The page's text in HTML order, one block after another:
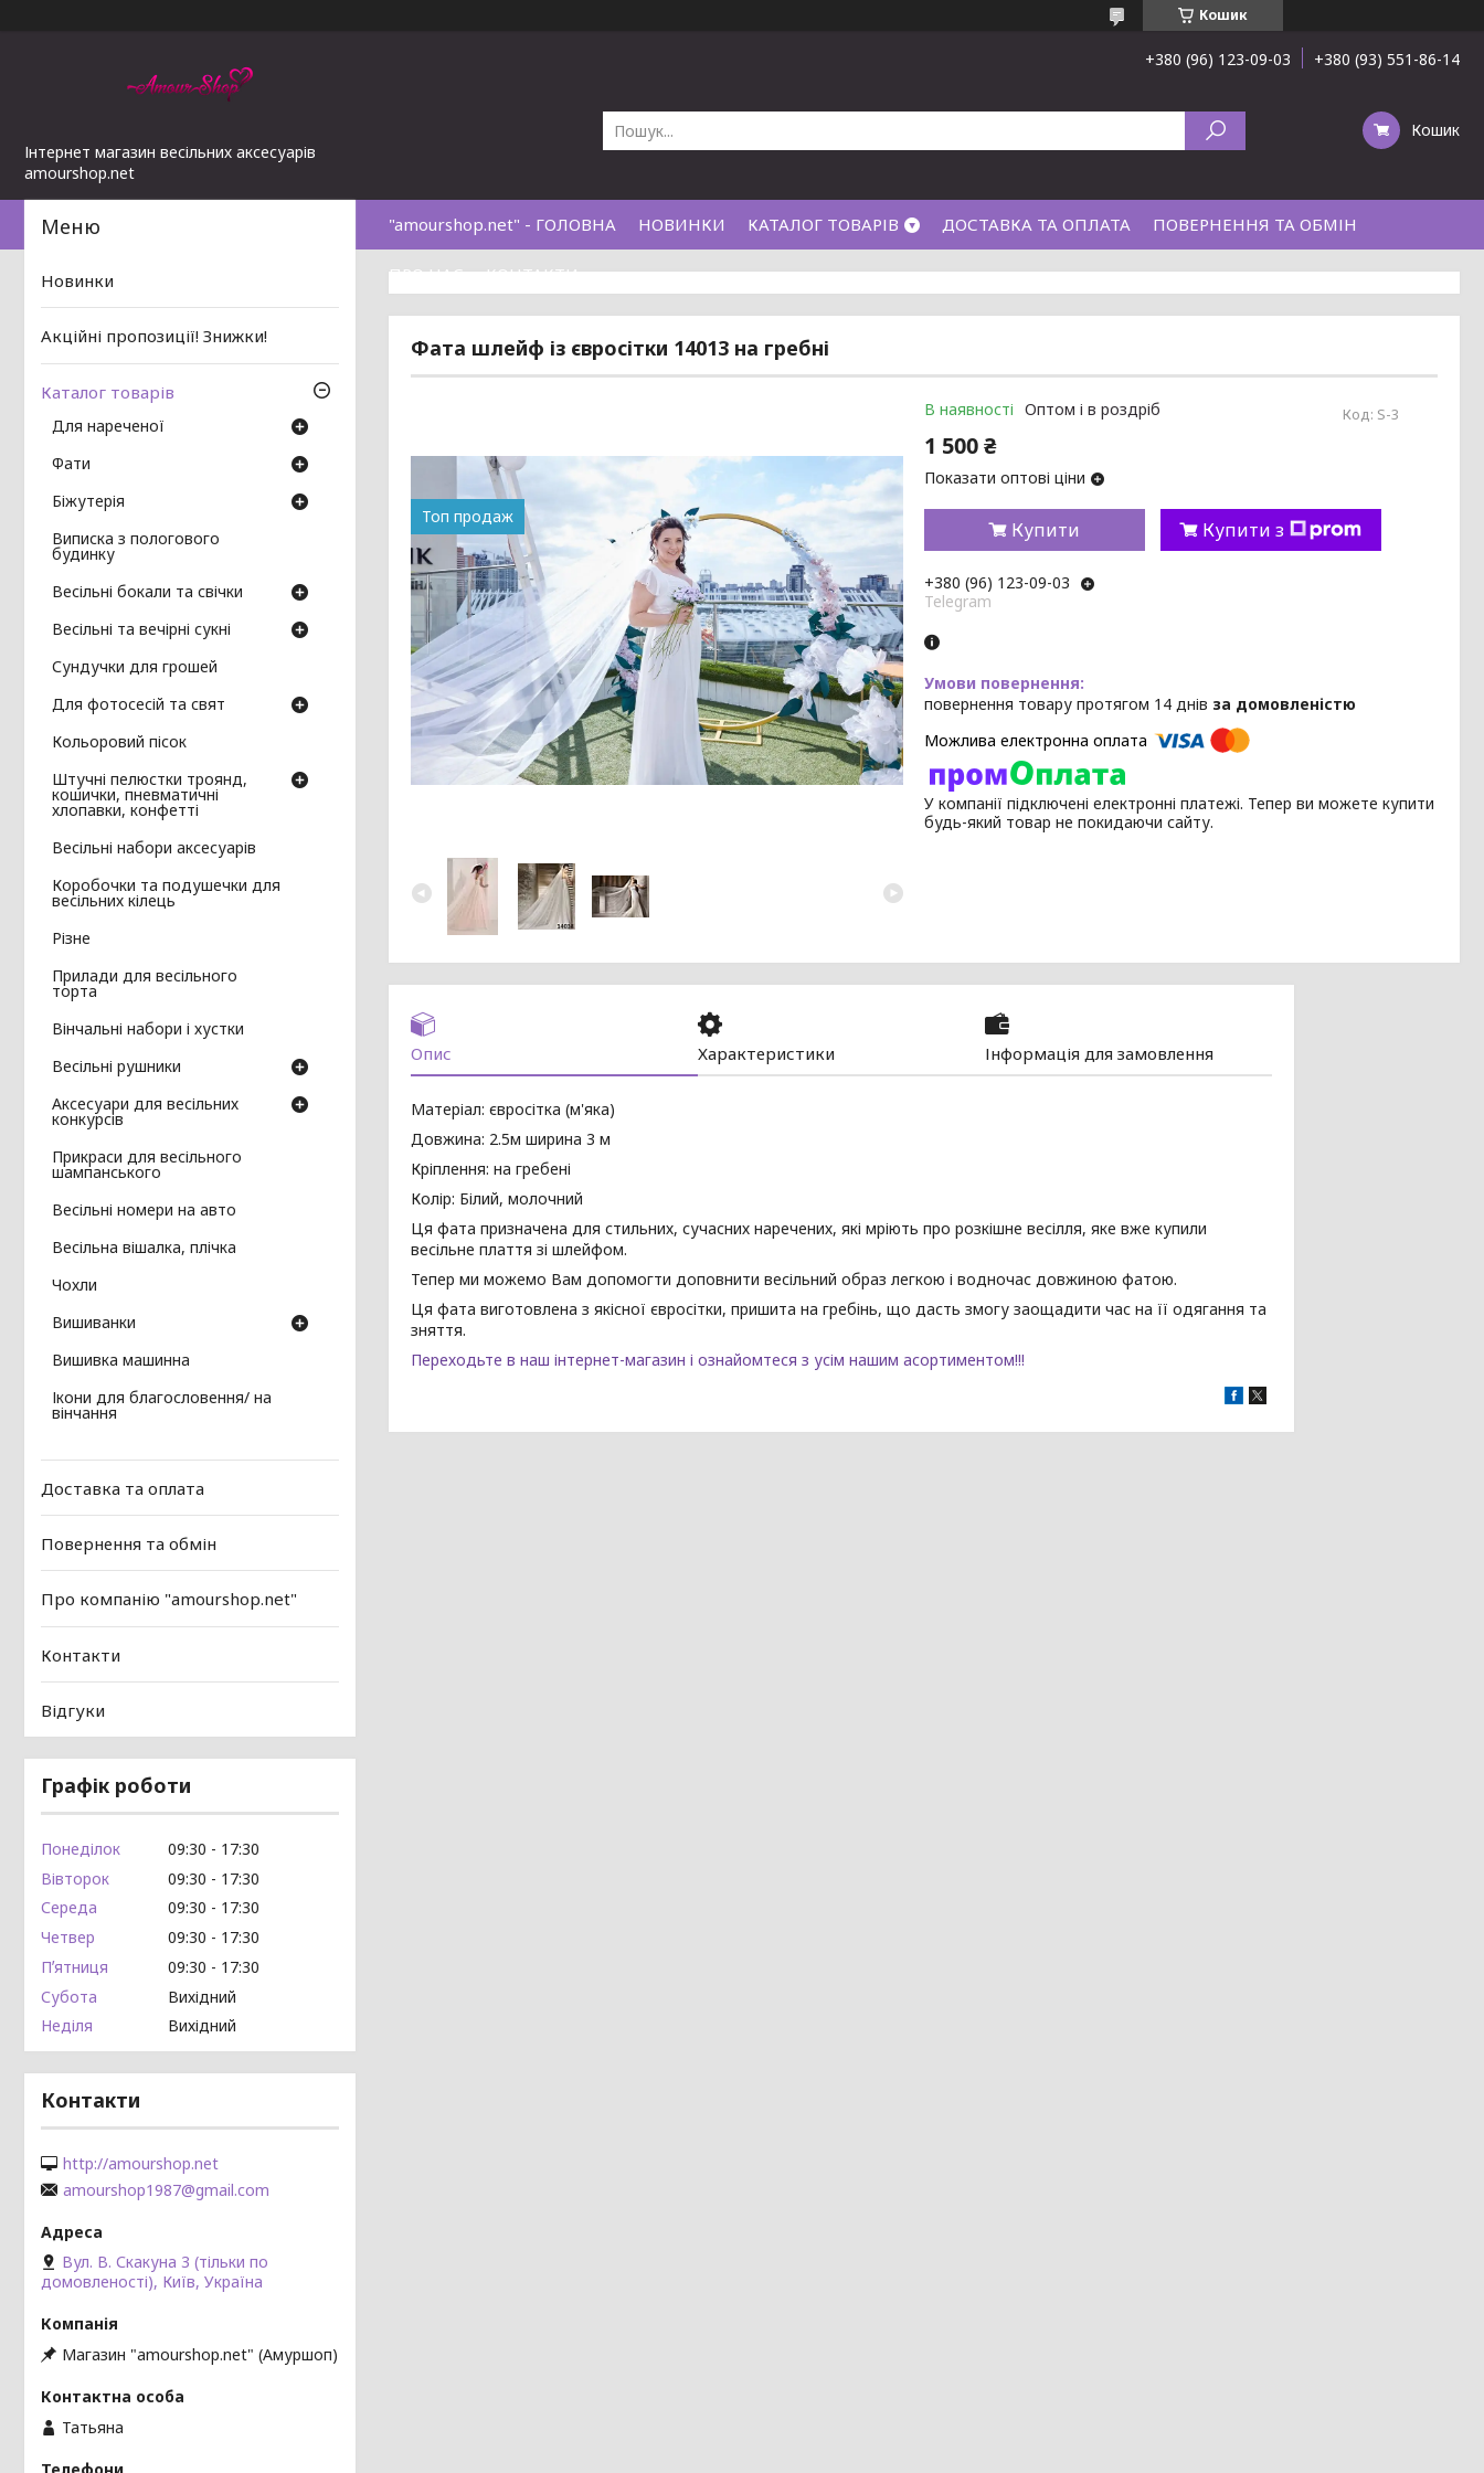
Кошик
Інтернет магазин весільних аксесуарів
amourshop.net
+380 (96) 123-09-03 +380 (93) 551-86-14
Кошик
"amourshop.net" - ГОЛОВНА НОВИНКИ КАТАЛОГ ТОВАРІВ ДОСТАВКА ТА ОПЛАТА ПОВЕРНЕННЯ ТА ОБМІН
ПРО НАС КОНТАКТИ
Фата шлейф із євросітки 14013 на гребні
Топ продаж
В наявності Оптом і в роздріб Код: S-3
1 500 ₴
Показати оптові ціни
Купити Купити з
+380 (96) 123-09-03
Telegram
повернення товару протягом 14 днів за домовленістю
У компанії підключені електронні платежі. Тепер ви можете купити
будь-який товар не покидаючи сайту.
Опис Характеристики Інформація для замовлення
Матеріал: євросітка (м'яка)
Довжина: 2.5м ширина 3 м
Кріплення: на гребені
Колір: Білий, молочний
Ця фата призначена для стильних, сучасних наречених, які мріють про розкішне весілля, яке вже купили
весільне плаття зі шлейфом.
Тепер ми можемо Вам допомогти доповнити весільний образ легкою і водночас довжиною фатою.
Ця фата виготовлена з якісної євросітки, пришита на гребінь, що дасть змогу заощадити час на її одягання та
зняття.
Переходьте в наш інтернет-магазин і ознайомтеся з усім нашим асортиментом!!!
Новинки
Акційні пропозиції! Знижки!
Каталог товарів
Для нареченої
Фати
Біжутерія
Виписка з пологового
будинку
Весільні бокали та свічки
Весільні та вечірні сукні
Сундучки для грошей
Для фотосесій та свят
Кольоровий пісок
Штучні пелюстки троянд,
кошички, пневматичні
хлопавки, конфетті
Весільні набори аксесуарів
Коробочки та подушечки для
весільних кілець
Різне
Прилади для весільного
торта
Вінчальні набори і хустки
Весільні рушники
Аксесуари для весільних
конкурсів
Прикраси для весільного
шампанського
Весільні номери на авто
Весільна вішалка, плічка
Чохли
Вишиванки
Вишивка машинна
Ікони для благословення/ на
вінчання
Доставка та оплата
Повернення та обмін
Про компанію "amourshop.net"
Контакти
Відгуки
Графік роботи
Понеділок 09:30
17:30
Вівторок
09:30
17:30
Середа
09:30
17:30
Четвер
09:30
17:30
Пʼятниця
09:30
17:30
Субота
Вихідний
Неділя
Вихідний
Контакти
http://amourshop.net
amourshop1987@gmail.com
Вул. В. Скакуна 3 (тільки по
домовленості), Київ, Україна
Магазин "amourshop.net" (Амуршоп)
Татьяна